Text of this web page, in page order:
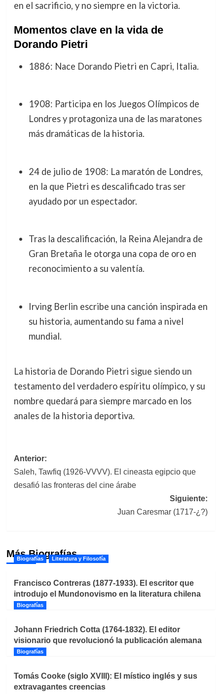
en el sacrificio, y no siempre en la victoria.
Momentos clave en la vida de
Dorando Pietri
1886: Nace Dorando Pietri en Capri, Italia.
1908: Participa en los Juegos Olímpicos de
Londres y protagoniza una de las maratones
más dramáticas de la historia.
24 de julio de 1908: La maratón de Londres,
en la que Pietri es descalificado tras ser
ayudado por un espectador.
Tras la descalificación, la Reina Alejandra de
Gran Bretaña le otorga una copa de oro en
reconocimiento a su valentía.
Irving Berlin escribe una canción inspirada en
su historia, aumentando su fama a nivel
mundial.
La historia de Dorando Pietri sigue siendo un
testamento del verdadero espíritu olímpico, y su
nombre quedará para siempre marcado en los
anales de la historia deportiva.
Navegación
de
Anterior:
Saleh, Tawfiq (1926-VVVV). El cineasta egipcio que
desafió las fronteras del cine árabe
Siguiente:
Juan Caresmar (1717-¿?)
Más Biografías
Biografías Literatura y Filosofía
Francisco Contreras (1877-1933). El escritor que
introdujo el Mundonovismo en la literatura chilena
Biografías
Johann Friedrich Cotta (1764-1832). El editor
visionario que revolucionó la publicación alemana
Biografías
Tomás Cooke (siglo XVIII): El místico inglés y sus
extravagantes creencias